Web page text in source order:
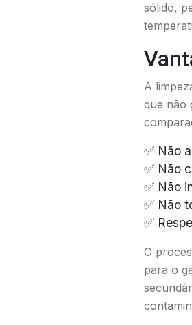
sólido,
A
que não
✅ Não
✅ Não
✅ Não
✅ Não
✅
O
para o